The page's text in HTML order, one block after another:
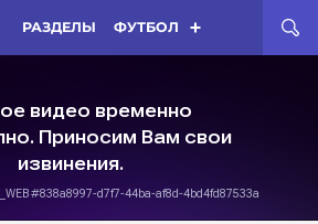
РАЗДЕЛЫ ФУТБОЛ